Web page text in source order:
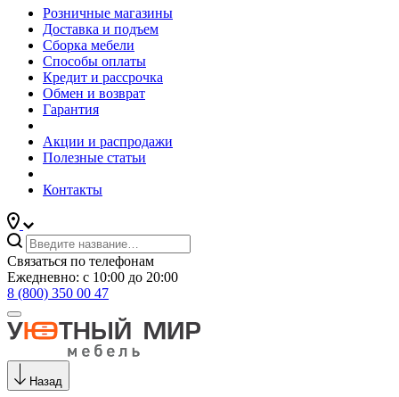
Розничные магазины
Доставка и подъем
Сборка мебели
Способы оплаты
Кредит и рассрочка
Обмен и возврат
Гарантия
Акции и распродажи
Полезные статьи
Контакты
Связаться по телефонам
Ежедневно: с 10:00 до 20:00
8 (800) 350 00 47
Назад